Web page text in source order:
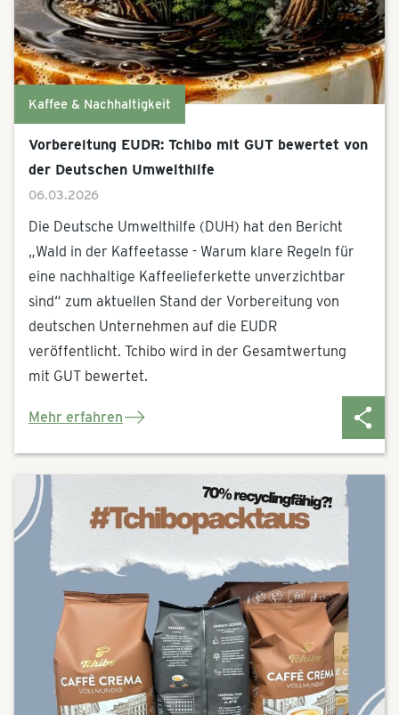
Kaffee & Nachhaltigkeit
Vorbereitung EUDR: Tchibo mit GUT bewertet von
der Deutschen Umwelthilfe
06.03.2026
Die Deutsche Umwelthilfe (DUH) hat den Bericht
„Wald in der Kaffeetasse - Warum klare Regeln für
eine nachhaltige Kaffeelieferkette unverzichtbar
sind“ zum aktuellen Stand der Vorbereitung von
deutschen Unternehmen auf die EUDR
veröffentlicht. Tchibo wird in der Gesamtwertung
mit GUT bewertet.
Mehr erfahren